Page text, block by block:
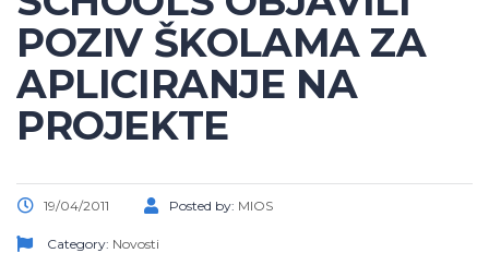
POZIV ŠKOLAMA ZA
APLICIRANJE NA
PROJEKTE
19/04/2011 Posted by: MIOS
Category: Novosti